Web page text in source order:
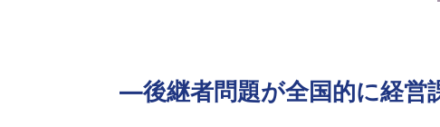
―後継者問題が全国的に経営